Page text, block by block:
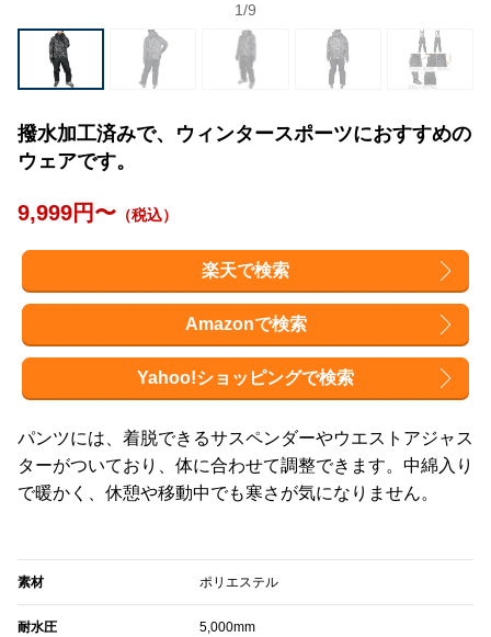
1/9
撥水加工済みで、ウィンタースポーツにおすすめの
ウェアです。
9,999円〜 （税込）
楽天で検索
Amazonで検索
Yahoo!ショッピングで検索
パンツには、着脱できるサスペンダーやウエストアジャス
ターがついており、体に合わせて調整できます。中綿入り
で暖かく、休憩や移動中でも寒さが気になりません。
素材 ポリエステル
耐水圧 5,000mm